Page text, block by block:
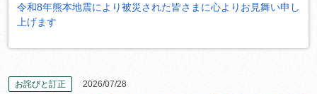
令和8年熊本地震により被災された皆さまに心よりお見舞い申し
上げます
お詫びと訂正
2026/07/28